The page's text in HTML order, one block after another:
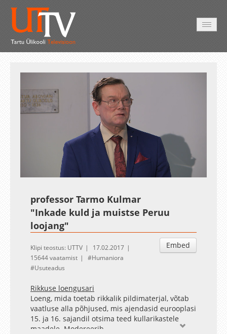
Unmute Loaded
0.23%
Esituskiirused
Auto
professor Tarmo Kulmar
"Inkade kuld ja muistse Peruu
loojang"
Embed
Klipi teostus: UTTV
17.02.2017
15644 vaatamist
Humaniora
Usuteadus
Rikkuse loengusari
Loeng, mida toetab rikkalik pildimaterjal, võtab
vaatluse alla põhjused, mis ajendasid eurooplasi
15. ja 16. sajandil otsima teed kullarikastele
maadele. Modereerib ....